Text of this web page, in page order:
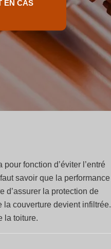
EN CAS
fonction d’éviter l’entré
savoir que la performance
d’assurer la protection de
la couverture devient infiltrée.
la toiture.